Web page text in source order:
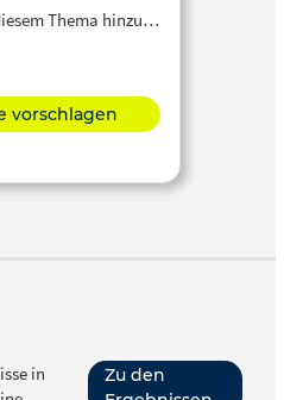
Thema hinzu…
vorschlagen
in
Zu den